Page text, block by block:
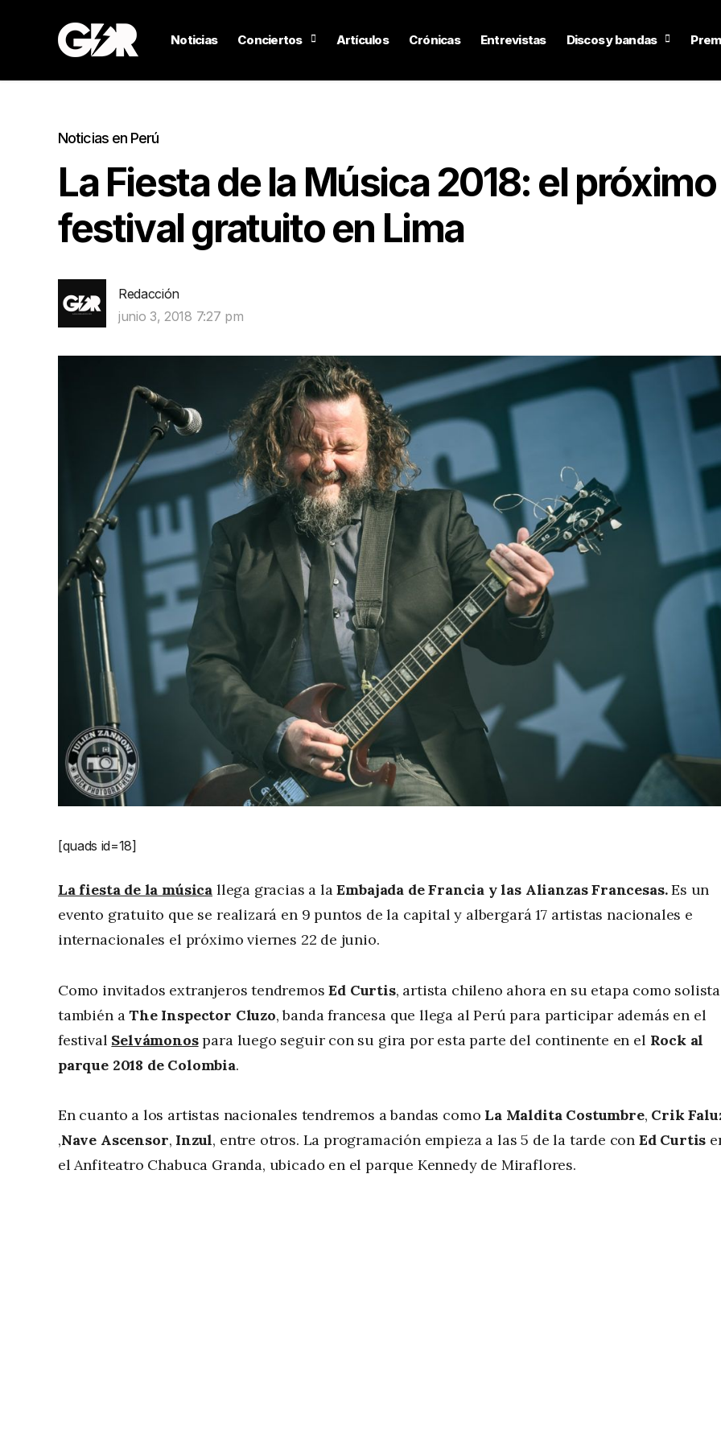
Noticias Conciertos Artículos Crónicas Entrevistas Discos y bandas
Noticias en Perú
La Fiesta de la Música 2018: el próximo
festival gratuito en Lima
Redacción
junio 3, 2018 7:27 pm
[quads id=18]
La fiesta de la música llega gracias a laEmbajada de Francia y las Alianzas Francesas.Es un
evento gratuito que se realizará en 9 puntos de la capital y albergará 17 artistas nacionales e
internacionales el próximo viernes 22 de junio.
Como invitados extranjeros tendremosEd Curtis, artista chileno ahora en su etapa como
también aThe Inspector Cluzo, banda francesa que llega al Perú para participar además en el
festival Selvámonospara luego seguir con su gira por esta parte del continente en el Rock al
parque 2018 de Colombia.
En cuanto a los artistas nacionales tendremos a bandas como La Maldita Costumbre, Crik
,Nave Ascensor, Inzul, entre otros. La programación empieza a las 5 de la tarde con Ed Curtis
el Anfiteatro Chabuca Granda, ubicado en el parque Kennedy de Miraflores.